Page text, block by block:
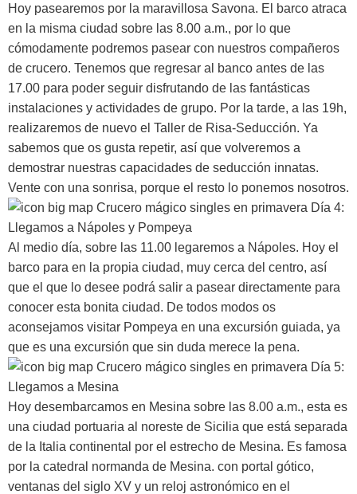
Hoy pasearemos por la maravillosa Savona. El barco atraca
en la misma ciudad sobre las 8.00 a.m., por lo que
cómodamente podremos pasear con nuestros compañeros
de crucero. Tenemos que regresar al banco antes de las
17.00 para poder seguir disfrutando de las fantásticas
instalaciones y actividades de grupo. Por la tarde, a las 19h,
realizaremos de nuevo el Taller de Risa-Seducción. Ya
sabemos que os gusta repetir, así que volveremos a
demostrar nuestras capacidades de seducción innatas.
Vente con una sonrisa, porque el resto lo ponemos nosotros.
Día 4:
Llegamos a Nápoles y Pompeya
Al medio día, sobre las 11.00 legaremos a Nápoles. Hoy el
barco para en la propia ciudad, muy cerca del centro, así
que el que lo desee podrá salir a pasear directamente para
conocer esta bonita ciudad. De todos modos os
aconsejamos visitar Pompeya en una excursión guiada, ya
que es una excursión que sin duda merece la pena.
Día 5:
Llegamos a Mesina
Hoy desembarcamos en Mesina sobre las 8.00 a.m., esta es
una ciudad portuaria al noreste de Sicilia que está separada
de la Italia continental por el estrecho de Mesina. Es famosa
por la catedral normanda de Mesina. con portal gótico,
ventanas del siglo XV y un reloj astronómico en el